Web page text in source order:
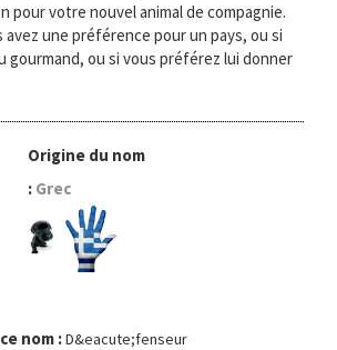
pour votre nouvel animal de compagnie.
avez une préférence pour un pays, ou si
gourmand, ou si vous préférez lui donner
Origine du nom
: Grec
nom :D&eacute;fenseur